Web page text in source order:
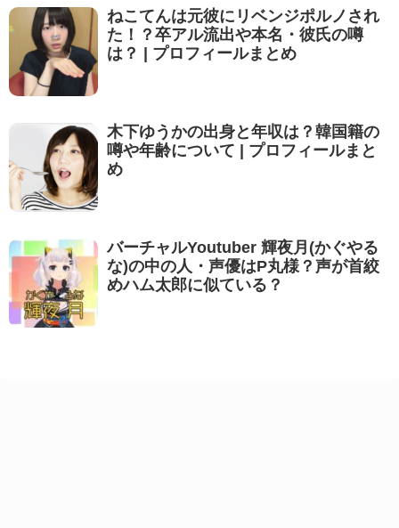
ねこてんは元彼にリベンジポルノされ
た！？卒アル流出や本名・彼氏の噂
は？ | プロフィールまとめ
木下ゆうかの出身と年収は？韓国籍の
噂や年齢について | プロフィールまと
め
バーチャルYoutuber 輝夜月(かぐやる
な)の中の人・声優はP丸様？声が首絞
めハム太郎に似ている？